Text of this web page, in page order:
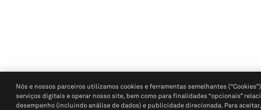
Nós e nossos parceiros utilizamos cookies e ferramentas semelhantes
serviços digitais e operar nosso site, bem como para finalidades “opcionais”
desempenho (incluindo análise de dados) e publicidade direcionada. Para